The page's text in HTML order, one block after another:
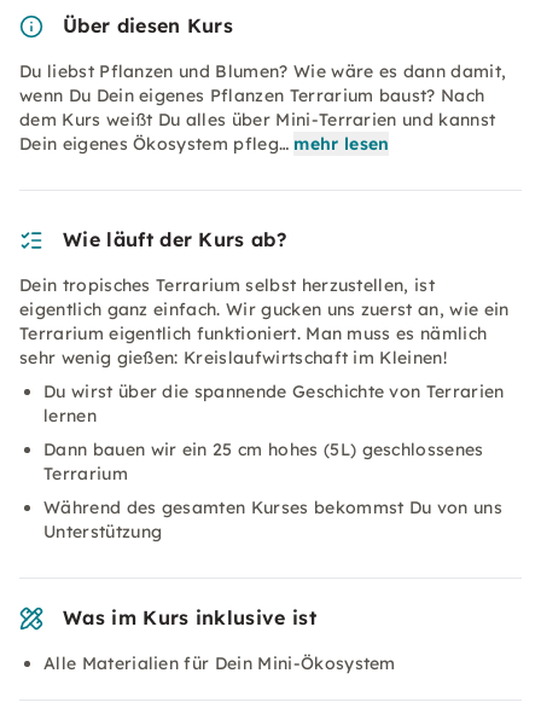
Über diesen Kurs
Du liebst Pflanzen und Blumen? Wie wäre es dann damit,
wenn Du Dein eigenes Pflanzen Terrarium baust? Nach
dem Kurs weißt Du alles über Mini-Terrarien und kannst
Dein eigenes Ökosystem pfleg… mehr lesen
Wie läuft der Kurs ab?
Dein tropisches Terrarium selbst herzustellen, ist
eigentlich ganz einfach. Wir gucken uns zuerst an, wie ein
Terrarium eigentlich funktioniert. Man muss es nämlich
sehr wenig gießen: Kreislaufwirtschaft im Kleinen!
Du wirst über die spannende Geschichte von Terrarien
lernen
Dann bauen wir ein 25 cm hohes (5L) geschlossenes
Terrarium
Während des gesamten Kurses bekommst Du von uns
Unterstützung
Was im Kurs inklusive ist
Alle Materialien für Dein Mini-Ökosystem